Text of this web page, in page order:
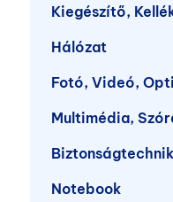
Kiegészítő,
Hálózat
Fotó, Videó,
Multimédia,
Notebook